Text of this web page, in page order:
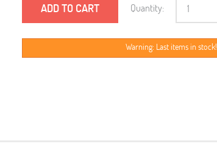
ADD TO CART Quantity:
Warning: Last items in stock!